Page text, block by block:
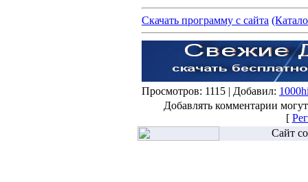
Скачать программу с сайта
Просмотров: 1115 | Добавил:
Добавлять комментарии
[
Сайт